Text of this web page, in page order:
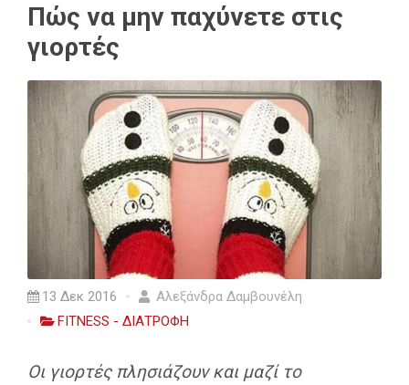
Πώς να μην παχύνετε στις
γιορτές
13 Δεκ 2016
Αλεξάνδρα Δαμβουνέλη
FITNESS - ΔΙΑΤΡΟΦΗ
Οι γιορτές πλησιάζουν και μαζί το